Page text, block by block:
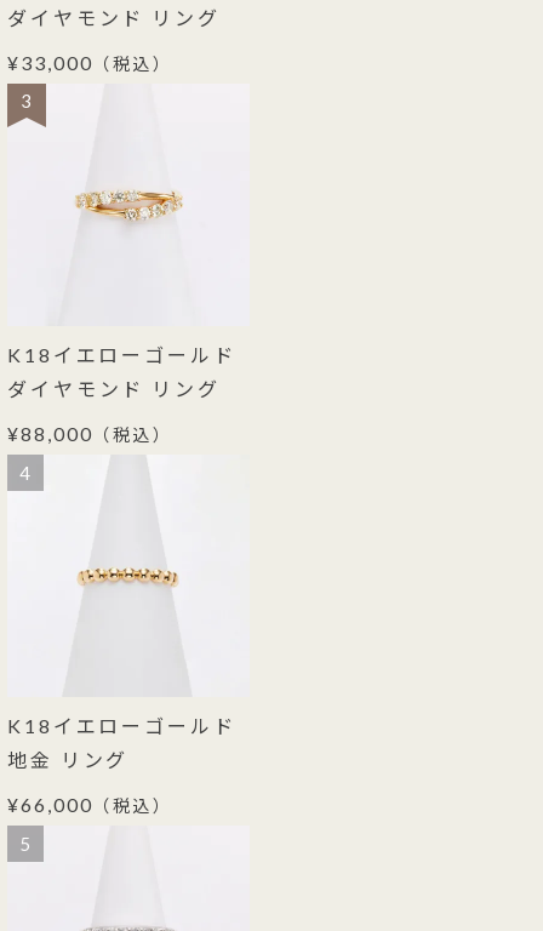
ダイヤモンド リング
¥33,000 （税込）
3
K18イエローゴールド
ダイヤモンド リング
¥88,000 （税込）
4
K18イエローゴールド
地金 リング
¥66,000 （税込）
5